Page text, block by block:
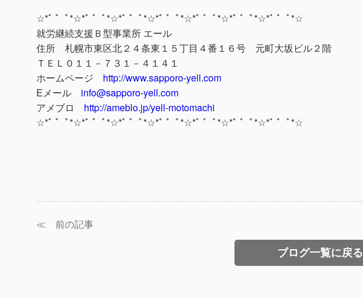
☆*ﾟ ゜ﾟ*☆*ﾟ ゜ﾟ*☆*ﾟ ゜ﾟ*☆*ﾟ ゜ﾟ*☆*ﾟ ゜ﾟ*☆*ﾟ ゜ﾟ*☆*ﾟ ゜ﾟ*☆
就労継続支援Ｂ型事業所 エール
住所 札幌市東区北２４条東１５丁目４番１６号 元町大坂ビル２階
ＴＥＬ０１１－７３１－４１４１
ホームページ http://www.sapporo-yell.com
Eメール info@sapporo-yell.com
アメブロ http://ameblo.jp/yell-motomachi
☆*ﾟ ゜ﾟ*☆*ﾟ ゜ﾟ*☆*ﾟ ゜ﾟ*☆*ﾟ ゜ﾟ*☆*ﾟ ゜ﾟ*☆*ﾟ ゜ﾟ*☆*ﾟ ゜ﾟ*☆
≪ 前の記事
ブログ一覧に戻る